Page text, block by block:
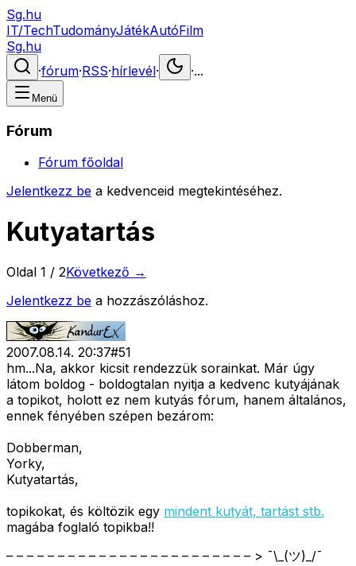
Sg.hu
IT/TechTudományJátékAutóFilm
Sg.hu
·fórum·RSS·hírlevél· ·...
Menü
Fórum
Fórum főoldal
Jelentkezz be a kedvenceid megtekintéséhez.
Kutyatartás
Oldal 1 / 2Következő →
Jelentkezz be a hozzászóláshoz.
2007.08.14. 20:37#51
hm...Na, akkor kicsit rendezzük sorainkat. Már úgy
látom boldog - boldogtalan nyitja a kedvenc kutyájának
a topikot, holott ez nem kutyás fórum, hanem általános,
ennek fényében szépen bezárom:
Dobberman,
Yorky,
Kutyatartás,
topikokat, és költözik egy mindent kutyát, tartást stb.
magába foglaló topikba!!
– – – – – – – – – – – – – – – – – – – – – – – – > ¯\_(ツ)_/¯